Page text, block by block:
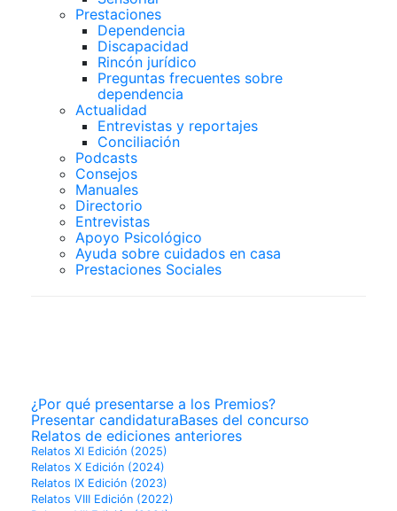
Prestaciones
Dependencia
Discapacidad
Rincón jurídico
Preguntas frecuentes sobre
dependencia
Actualidad
Entrevistas y reportajes
Conciliación
Podcasts
Consejos
Manuales
Directorio
Entrevistas
Apoyo Psicológico
Ayuda sobre cuidados en casa
Prestaciones Sociales
¿Por qué presentarse a los Premios?
Presentar candidaturaBases del concurso
Relatos de ediciones anteriores
Relatos XI Edición (2025)
Relatos X Edición (2024)
Relatos IX Edición (2023)
Relatos VIII Edición (2022)